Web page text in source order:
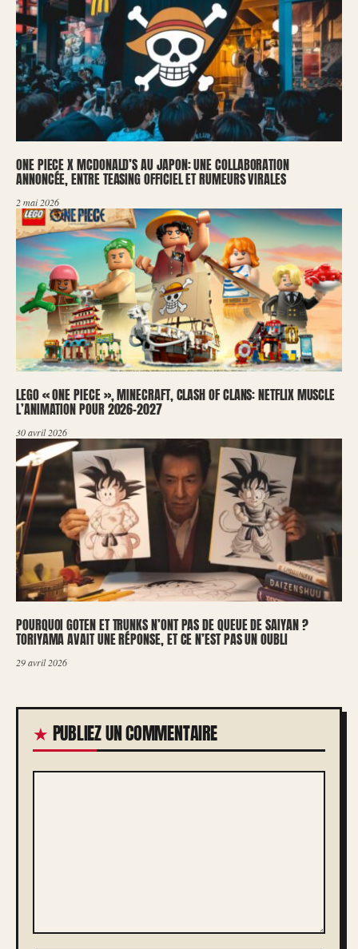
ONE PIECE X MCDONALD’S AU JAPON: UNE COLLABORATION
ANNONCÉE, ENTRE TEASING OFFICIEL ET RUMEURS VIRALES
2 mai 2026
LEGO « ONE PIECE », MINECRAFT, CLASH OF CLANS: NETFLIX MUSCLE
L’ANIMATION POUR 2026-2027
30 avril 2026
POURQUOI GOTEN ET TRUNKS N’ONT PAS DE QUEUE DE SAIYAN ?
TORIYAMA AVAIT UNE RÉPONSE, ET CE N’EST PAS UN OUBLI
29 avril 2026
PUBLIEZ UN COMMENTAIRE
COMMENTAIRE